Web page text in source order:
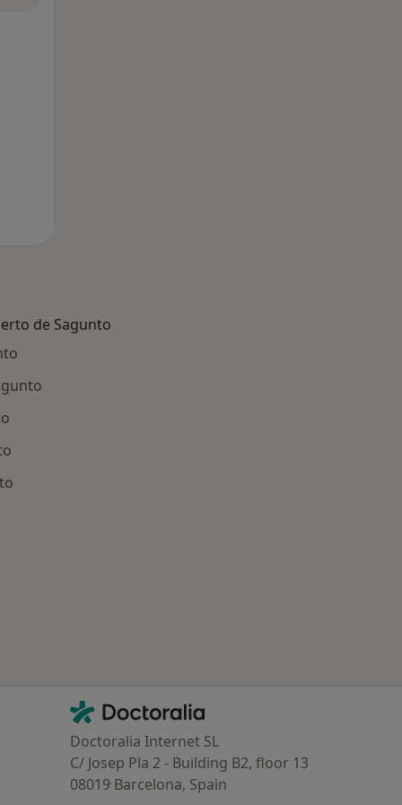
de Sagunto
Contacto
Doctoralia - Página de inicio
Doctoralia Internet SL
C/ Josep Pla 2 - Building B2, floor 13
08019 Barcelona, Spain